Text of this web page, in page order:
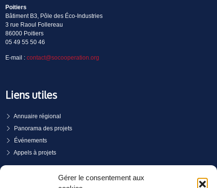
Gérer le consentement aux
Poitiers
Bâtiment B3, Pôle des Éco-Industries
3 rue Raoul Follereau
86000 Poitiers
05 49 55 50 46
E-mail : contact@socooperation.org
Liens utiles
Annuaire régional
Panorama des projets
Événements
Appels à projets